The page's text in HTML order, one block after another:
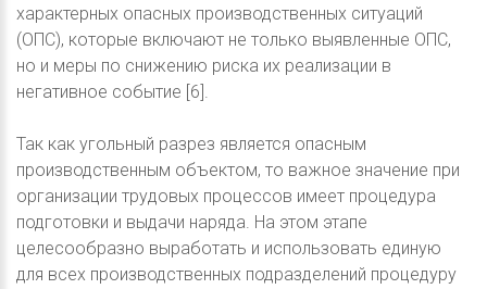
характерных опасных производственных ситуаций
(ОПС), которые включают не только выявленные ОПС,
но и меры по снижению риска их реализации в
негативное событие [6].
Так как угольный разрез является опасным
производственным объектом, то важное значение при
организации трудовых процессов имеет процедура
подготовки и выдачи наряда. На этом этапе
целесообразно выработать и использовать единую
для всех производственных подразделений процедуру